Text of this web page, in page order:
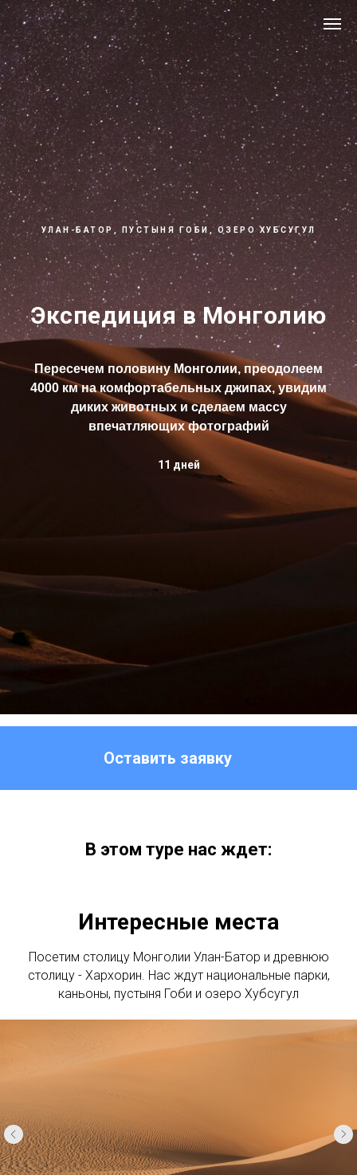
УЛАН-БАТОР, ПУСТЫНЯ ГОБИ, ОЗЕРО ХУБСУГУЛ
Экспедиция в Монголию
Пересечем половину Монголии, преодолеем
4000 км на комфортабельных джипах, увидим
диких животных и сделаем массу
впечатляющих фотографий
11 дней
Оставить заявку
В этом туре нас ждет:
Интересные места
Посетим столицу Монголии Улан-Батор и древнюю
столицу - Хархорин. Нас ждут национальные парки,
каньоны, пустыня Гоби и озеро Хубсугул